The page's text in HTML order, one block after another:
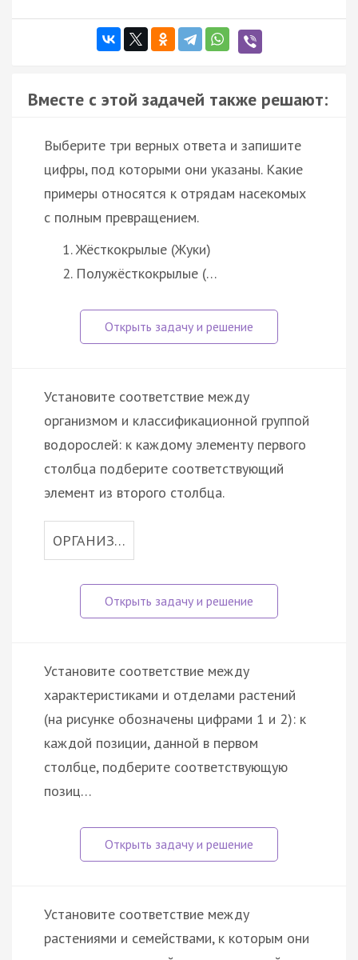
Вместе с этой задачей также решают:
Выберите три верных ответа и запишите
цифры, под которыми они указаны. Какие
примеры относятся к отрядам насекомых
с полным превращением.
Жёсткокрылые (Жуки)
Полужёсткокрылые (…
Установите соответствие между
организмом и классификационной группой
водорослей: к каждому элементу первого
столбца подберите соответствующий
элемент из второго столбца.
ОРГАНИЗ…
Установите соответствие между
характеристиками и отделами растений
(на рисунке обозначены цифрами 1 и 2): к
каждой позиции, данной в первом
столбце, подберите соответствующую
позиц…
Установите соответствие между
растениями и семействами, к которым они